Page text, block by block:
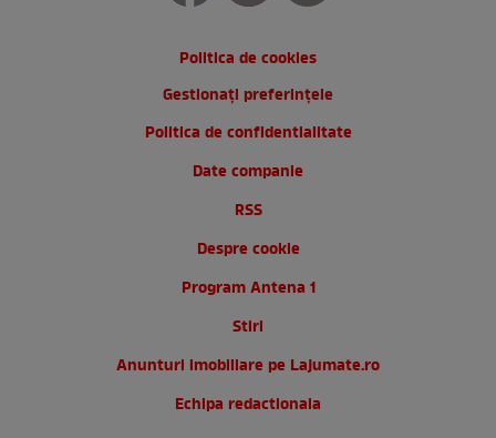
Politica de cookies
Gestionați preferințele
Politica de confidentialitate
Date companie
RSS
Despre cookie
Program Antena 1
Stiri
Anunturi imobiliare pe Lajumate.ro
Echipa redactionala